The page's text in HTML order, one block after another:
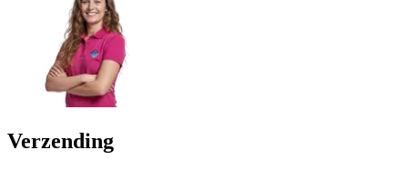
Verzending